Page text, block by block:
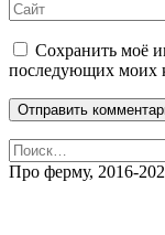
Сохранить моё
последующих моих
Найти:
Про ферму, 2016-